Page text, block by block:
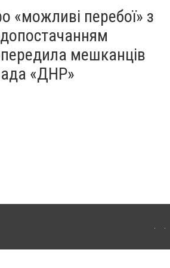
«можливі перебої» з
мешканців
«ДНР»